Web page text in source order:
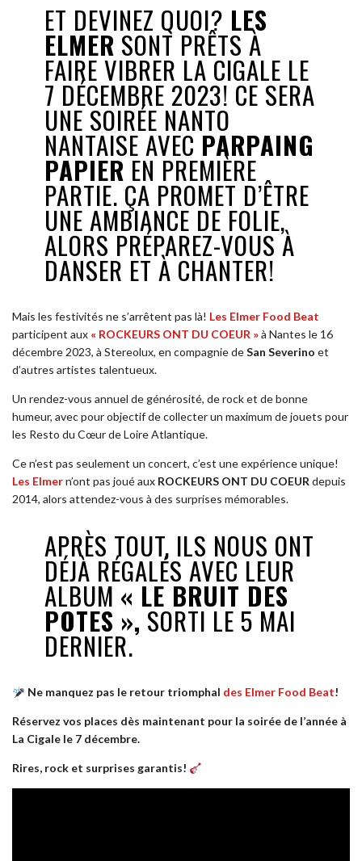
ET DEVINEZ QUOI? LES
ELMER SONT PRÊTS À
FAIRE VIBRER LA CIGALE LE
7 DÉCEMBRE 2023! CE SERA
UNE SOIRÉE NANTO
NANTAISE AVEC PARPAING
PAPIER EN PREMIÈRE
PARTIE. ÇA PROMET D’ÊTRE
UNE AMBIANCE DE FOLIE,
ALORS PRÉPAREZ-VOUS À
DANSER ET À CHANTER!
Mais les festivités ne s’arrêtent pas là! Les Elmer Food Beat
participent aux « ROCKEURS ONT DU COEUR »à Nantes le 16
décembre 2023, à Stereolux, en compagnie deSan Severino et
d’autres artistes talentueux.
Un rendez-vous annuel de générosité, de rock et de bonne
humeur, avec pour objectif de collecter un maximum de jouets pour
les Resto du Cœur de Loire Atlantique.
Ce n’est pas seulement un concert, c’est une expérience unique!
Les Elmern’ont pas joué aux ROCKEURS ONT DU COEUR depuis
2014, alors attendez-vous à des surprises mémorables.
APRÈS TOUT, ILS NOUS ONT
DÉJÀ RÉGALÉS AVEC LEUR
ALBUM « LE BRUIT DES
POTES », SORTI LE 5 MAI
DERNIER.
Ne manquez pas le retour triomphal des Elmer Food Beat!
Réservez vos places dès maintenant pour la soirée de l’année à
La Cigale le 7 décembre.
Rires, rock et surprises garantis!